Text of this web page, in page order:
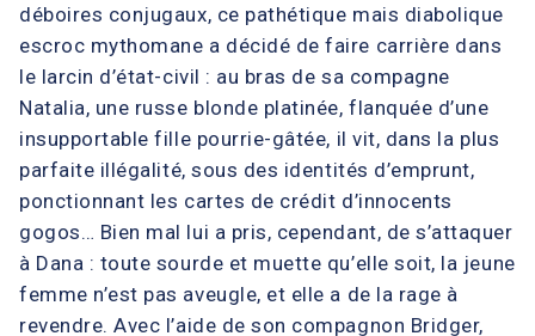
déboires conjugaux, ce pathétique mais diabolique
escroc mythomane a décidé de faire carrière dans
le larcin d’état-civil : au bras de sa compagne
Natalia, une russe blonde platinée, flanquée d’une
insupportable fille pourrie-gâtée, il vit, dans la plus
parfaite illégalité, sous des identités d’emprunt,
ponctionnant les cartes de crédit d’innocents
gogos… Bien mal lui a pris, cependant, de s’attaquer
à Dana : toute sourde et muette qu’elle soit, la jeune
femme n’est pas aveugle, et elle a de la rage à
revendre. Avec l’aide de son compagnon Bridger,